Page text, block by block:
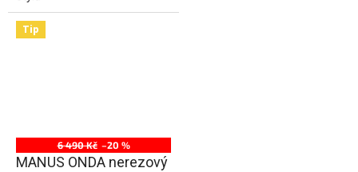
Tip
6 490 Kč –20 %
MANUS ONDA nerezový